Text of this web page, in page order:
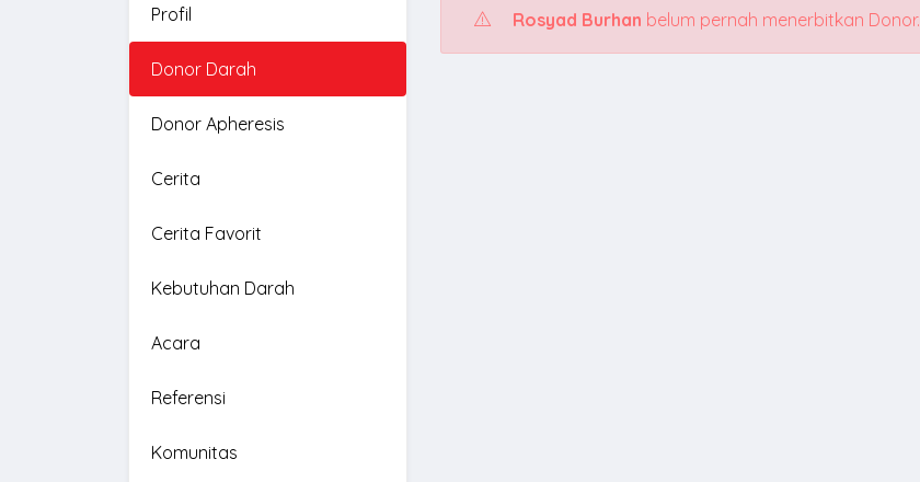
Profil
Donor Darah
Donor Apheresis
Cerita
Cerita Favorit
Kebutuhan Darah
Acara
Referensi
Komunitas
Rosyad Burhan belum pernah menerbitkan Donor.